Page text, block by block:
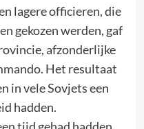
lagere officieren, die
gekozen werden, gaf
afzonderlijke
Het resultaat
in vele Sovjets een
hadden.